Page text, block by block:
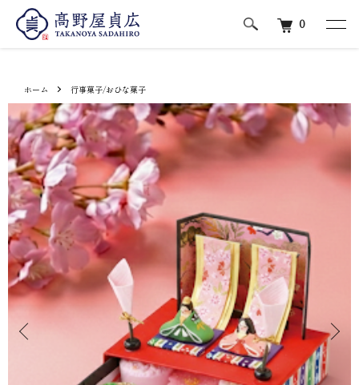
0
ホーム 行事菓子/おひな菓子